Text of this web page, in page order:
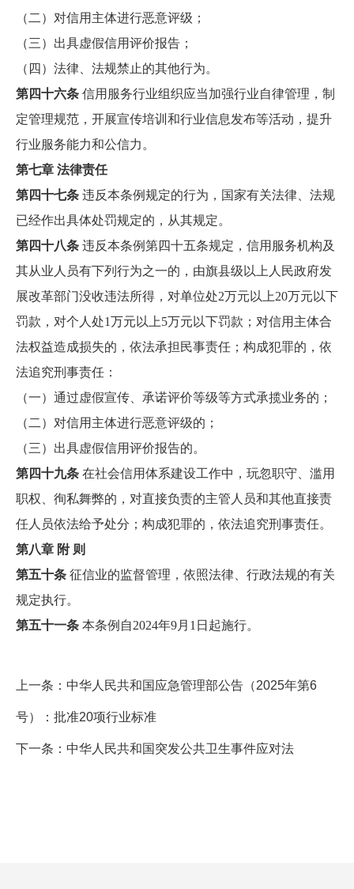
（二）对信用主体进行恶意评级；
（三）出具虚假信用评价报告；
（四）法律、法规禁止的其他行为。
第四十六条 信用服务行业组织应当加强行业自律管理，制
定管理规范，开展宣传培训和行业信息发布等活动，提升
行业服务能力和公信力。
第七章 法律责任
第四十七条 违反本条例规定的行为，国家有关法律、法规
已经作出具体处罚规定的，从其规定。
第四十八条 违反本条例第四十五条规定，信用服务机构及
其从业人员有下列行为之一的，由旗县级以上人民政府发
展改革部门没收违法所得，对单位处2万元以上20万元以下
罚款，对个人处1万元以上5万元以下罚款；对信用主体合
法权益造成损失的，依法承担民事责任；构成犯罪的，依
法追究刑事责任：
（一）通过虚假宣传、承诺评价等级等方式承揽业务的；
（二）对信用主体进行恶意评级的；
（三）出具虚假信用评价报告的。
第四十九条 在社会信用体系建设工作中，玩忽职守、滥用
职权、徇私舞弊的，对直接负责的主管人员和其他直接责
任人员依法给予处分；构成犯罪的，依法追究刑事责任。
第八章 附 则
第五十条 征信业的监督管理，依照法律、行政法规的有关
规定执行。
第五十一条 本条例自2024年9月1日起施行。
上一条： 中华人民共和国应急管理部公告（2025年第6
号）：批准20项行业标准
下一条： 中华人民共和国突发公共卫生事件应对法